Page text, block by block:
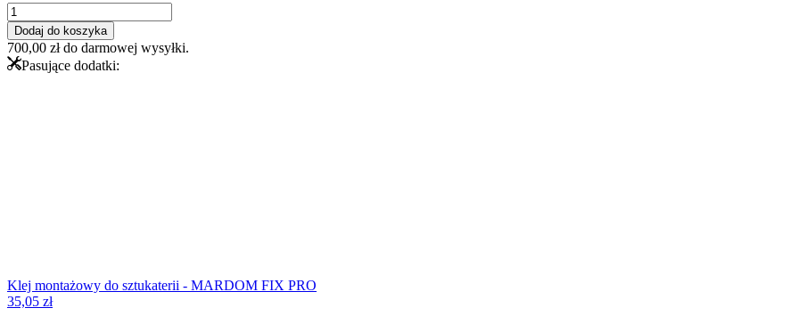
ilość
Listwa
MD156
Mardom
Decor
Dodaj do koszyka
700,00 złdo darmowej wysyłki.
Pasujące dodatki:
Klej montażowy do sztukaterii - MARDOM FIX PRO
35,05 zł